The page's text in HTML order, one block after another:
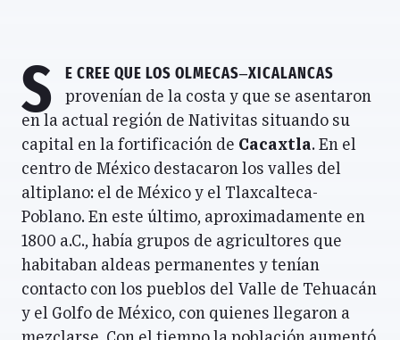
S e cree que los Olmecas–Xicalancas
provenían de la costa y que se asentaron
en la actual región de Nativitas situando su
capital en la fortificación de Cacaxtla. En el
centro de México destacaron los valles del
altiplano: el de México y el Tlaxcalteca-
Poblano. En este último, aproximadamente en
1800 a.C., había grupos de agricultores que
habitaban aldeas permanentes y tenían
contacto con los pueblos del Valle de Tehuacán
y el Golfo de México, con quienes llegaron a